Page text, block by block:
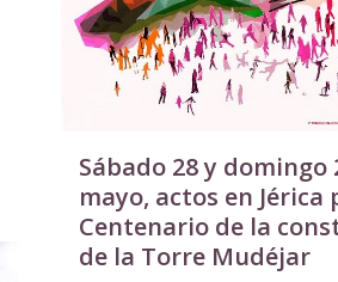
Sábado 28 y domingo
mayo, actos en Jérica
Centenario de la
de la Torre Mudéjar